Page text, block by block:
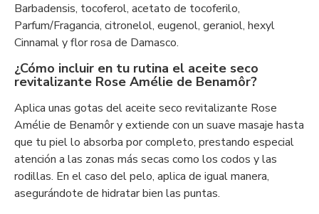
Barbadensis, tocoferol, acetato de tocoferilo,
Parfum/Fragancia, citronelol, eugenol, geraniol, hexyl
Cinnamal y flor rosa de Damasco.
¿Cómo incluir en tu rutina el aceite seco
revitalizante Rose Amélie de Benamôr?
Aplica unas gotas del aceite seco revitalizante Rose
Amélie de Benamôr y extiende con un suave masaje hasta
que tu piel lo absorba por completo, prestando especial
atención a las zonas más secas como los codos y las
rodillas. En el caso del pelo, aplica de igual manera,
asegurándote de hidratar bien las puntas.